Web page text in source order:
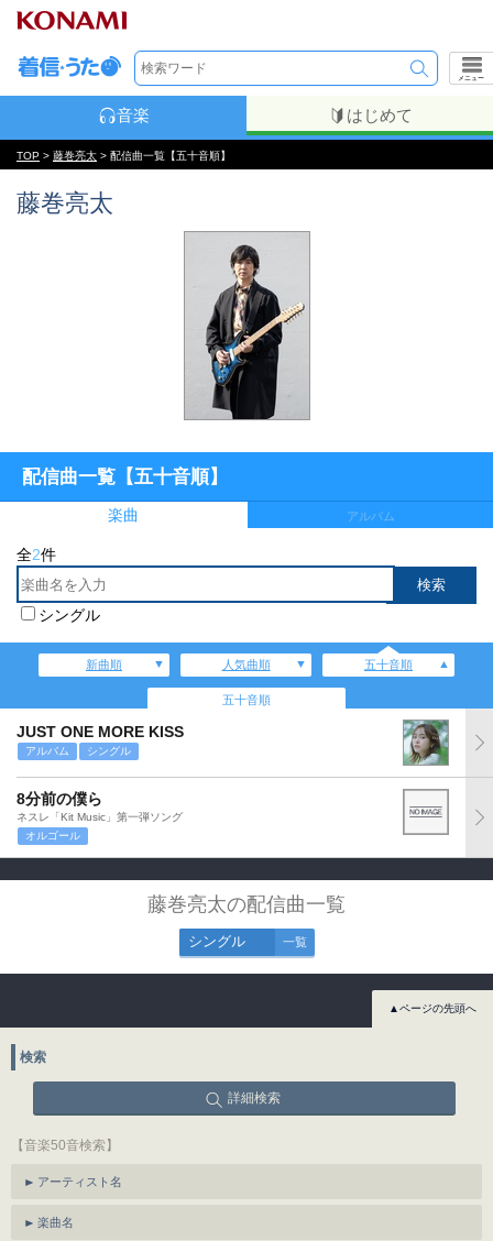
メニュー
音楽 はじめて
TOP > 藤巻亮太 > 配信曲一覧【五十音順】
藤巻亮太
配信曲一覧【五十音順】
楽曲 アルバム
全2件
シングル
新曲順 人気曲順 五十音順
五十音順
JUST ONE MORE KISS
アルバム シングル
8分前の僕ら
ネスレ「Kit Music」第一弾ソング
オルゴール
藤巻亮太の配信曲一覧
シングル 一覧
▲ページの先頭へ
検索
詳細検索
【音楽50音検索】
アーティスト名
楽曲名